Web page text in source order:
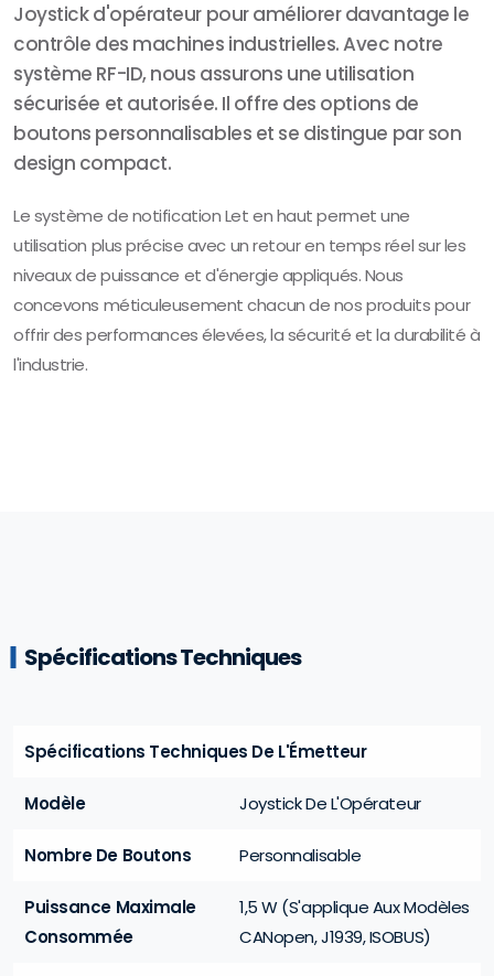
Joystick d'opérateur pour améliorer davantage le
contrôle des machines industrielles. Avec notre
système RF-ID, nous assurons une utilisation
sécurisée et autorisée. Il offre des options de
boutons personnalisables et se distingue par son
design compact.
Le système de notification Let en haut permet une
utilisation plus précise avec un retour en temps réel sur les
niveaux de puissance et d'énergie appliqués. Nous
concevons méticuleusement chacun de nos produits pour
offrir des performances élevées, la sécurité et la durabilité à
l'industrie.
Spécifications Techniques
Spécifications Techniques De L'Émetteur
Modèle Joystick De L'Opérateur
Nombre De Boutons Personnalisable
Puissance Maximale
Consommée
1,5 W (S'applique Aux Modèles
CANopen, J1939, ISOBUS)